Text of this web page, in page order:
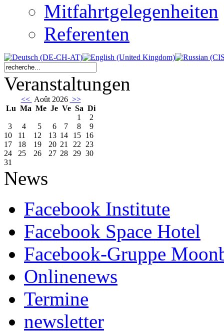
Mitfahrtgelegenheiten
Referenten
Veranstaltungen
<< Août 2026 >>
Lu Ma Me Je Ve Sa Di
1
2
3
4 5 6 7 8
9
10
11 12 13 14 15 16
17
18 19 20 21 22 23
24
25 26 27 28 29 30
31
News
Facebook Institute
Facebook Space Hotel
Facebook-Gruppe
Onlinenews
Termine
newsletter